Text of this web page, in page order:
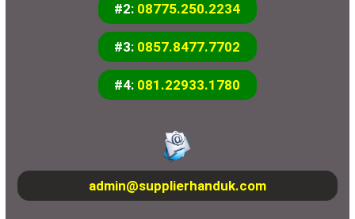
#2: 08775.250.2234
#3: 0857.8477.7702
#4: 081.22933.1780
admin@supplierhanduk.com